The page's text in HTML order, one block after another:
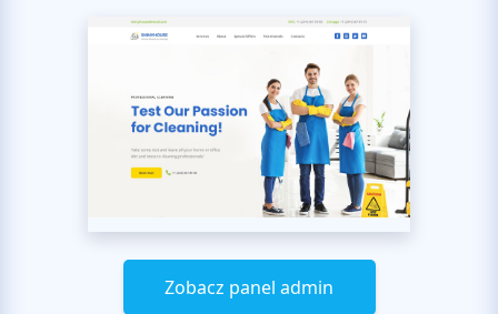
Zobacz panel admin